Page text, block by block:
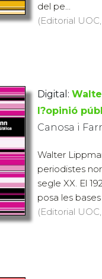
del pe...
(Editorial UOC,
Digital:
l?opinió
Canosa i
Walter
periodistes
segle XX. El
posa les
(Editorial UOC,